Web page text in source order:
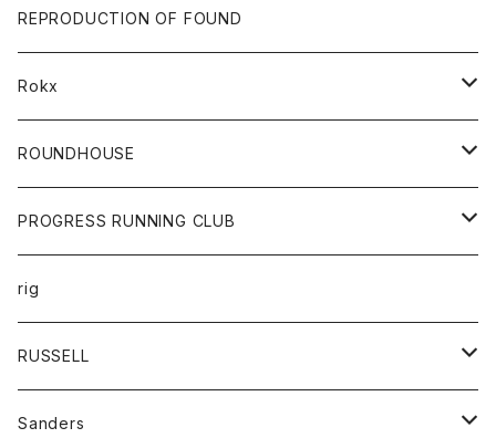
帽子
靴
バック
トップス
カットソー
カーディガン
ボトムス
ショートパンツ
パンツ
レディース
カットソー
コート
財布
バック
パンツ
ショートパンツ
REPRODUCTION OF FOUND
Rokx
ボトム
ROUNDHOUSE
エプロン
キッズ
オーバーオール
ボトム
ペインターパンツ
PROGRESS RUNNING CLUB
トップス
Tシャツ
グッズ
帽子
rig
RUSSELL
アウター
Sanders